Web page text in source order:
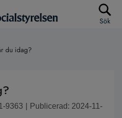
Sök
du idag?
9363
Publicerad: 2024-11-